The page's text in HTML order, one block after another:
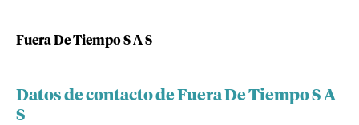
Fuera De Tiempo S A S
Datos de contacto de Fuera De Tiempo S A
S